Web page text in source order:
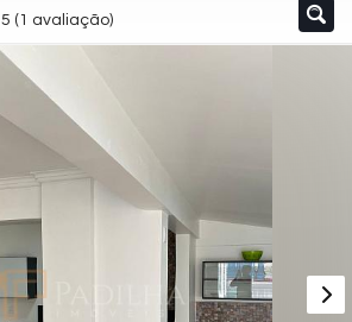
5 ( 1 avaliação)